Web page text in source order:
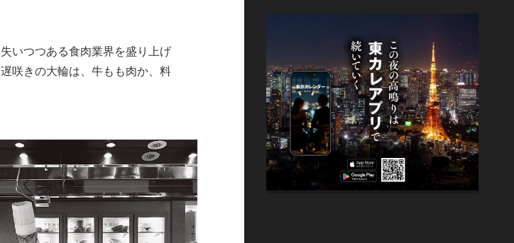
失いつつある食肉業界を盛り上げ
咲きの大輪は、牛もも肉か、料